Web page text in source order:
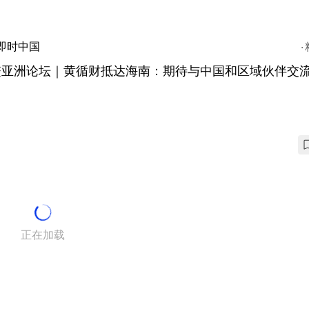
时中国
洲论坛｜黄循财抵达海南：期待与中国和区域伙伴交
正在加载